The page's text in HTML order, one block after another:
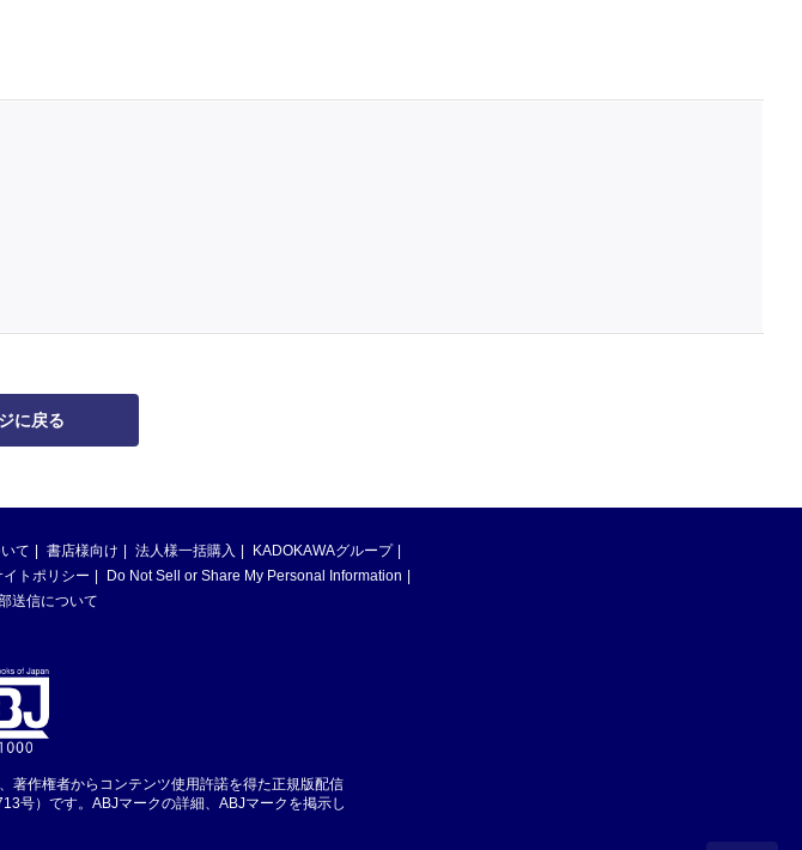
に戻る
て 書店様向け 法人様一括購入
KADOKAWAグループ
イトポリシー
Do Not Sell or Share My Personal Information
送信について
著作権者からコンテンツ使用許諾を得た正規版配信
号）です。ABJマークの詳細、ABJマークを掲示し